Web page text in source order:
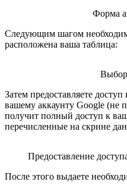
Форма
Следующим шагом
расположена ваша таблица:
Выбор
Затем предоставляете
вашему аккаунту Google (не
получит полный доступ к
перечисленные на скрине
Предоставление
После этого выдаете